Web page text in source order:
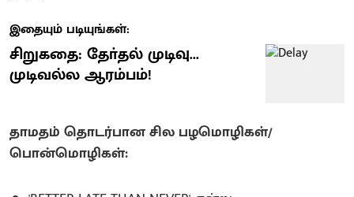
இதையும் படியுங்கள்:
சிறுகதை: தோ்தல் முடிவு...
முடிவல்ல ஆரம்பம்!
தாமதம் தொடர்பான சில பழமொழிகள்/
பொன்மொழிகள்: